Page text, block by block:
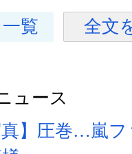
覧
全文
ュース
真】圧巻…嵐